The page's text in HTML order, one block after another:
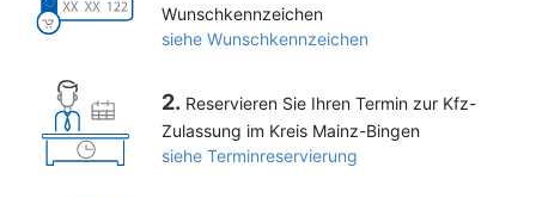
Wunschkennzeichen
siehe Wunschkennzeichen
2. Reservieren Sie Ihren Termin zur Kfz-
Zulassung im Kreis Mainz-Bingen
siehe Terminreservierung